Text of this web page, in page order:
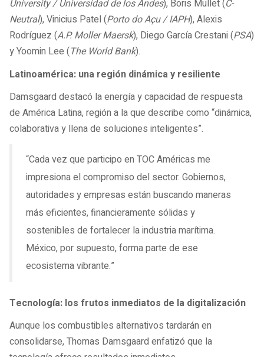
University / Universidad de los Andes), Boris Mullet (C-
Neutral), Vinicius Patel (Porto do Açu / IAPH), Alexis
Rodríguez (A.P. Moller Maersk), Diego García Crestani (PSA)
y Yoomin Lee (The World Bank).
Latinoamérica: una región dinámica y resiliente
Damsgaard destacó la energía y capacidad de respuesta
de América Latina, región a la que describe como “dinámica,
colaborativa y llena de soluciones inteligentes”.
“Cada vez que participo en TOC Américas me
impresiona el compromiso del sector. Gobiernos,
autoridades y empresas están buscando maneras
más eficientes, financieramente sólidas y
sostenibles de fortalecer la industria marítima.
México, por supuesto, forma parte de ese
ecosistema vibrante.”
Tecnología: los frutos inmediatos de la digitalización
Aunque los combustibles alternativos tardarán en
consolidarse, Thomas Damsgaard enfatizó que la